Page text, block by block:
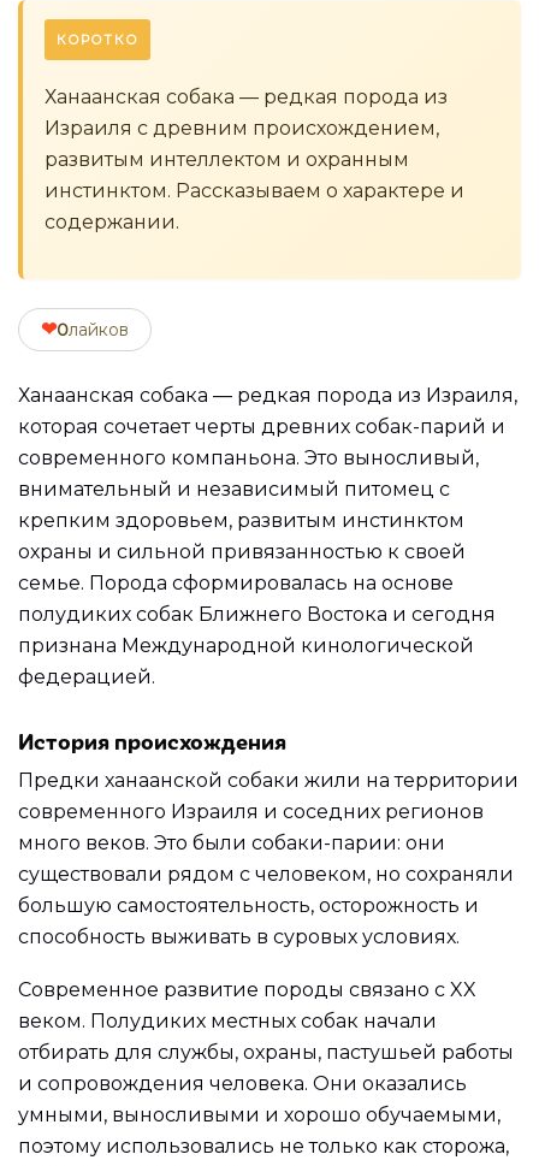
КОРОТКО
Ханаанская собака — редкая порода из
Израиля с древним происхождением,
развитым интеллектом и охранным
инстинктом. Рассказываем о характере и
содержании.
❤0лайков
Ханаанская собака — редкая порода из Израиля,
которая сочетает черты древних собак-парий и
современного компаньона. Это выносливый,
внимательный и независимый питомец с
крепким здоровьем, развитым инстинктом
охраны и сильной привязанностью к своей
семье. Порода сформировалась на основе
полудиких собак Ближнего Востока и сегодня
признана Международной кинологической
федерацией.
История происхождения
Предки ханаанской собаки жили на территории
современного Израиля и соседних регионов
много веков. Это были собаки-парии: они
существовали рядом с человеком, но сохраняли
большую самостоятельность, осторожность и
способность выживать в суровых условиях.
Современное развитие породы связано с XX
веком. Полудиких местных собак начали
отбирать для службы, охраны, пастушьей работы
и сопровождения человека. Они оказались
умными, выносливыми и хорошо обучаемыми,
поэтому использовались не только как сторожа,